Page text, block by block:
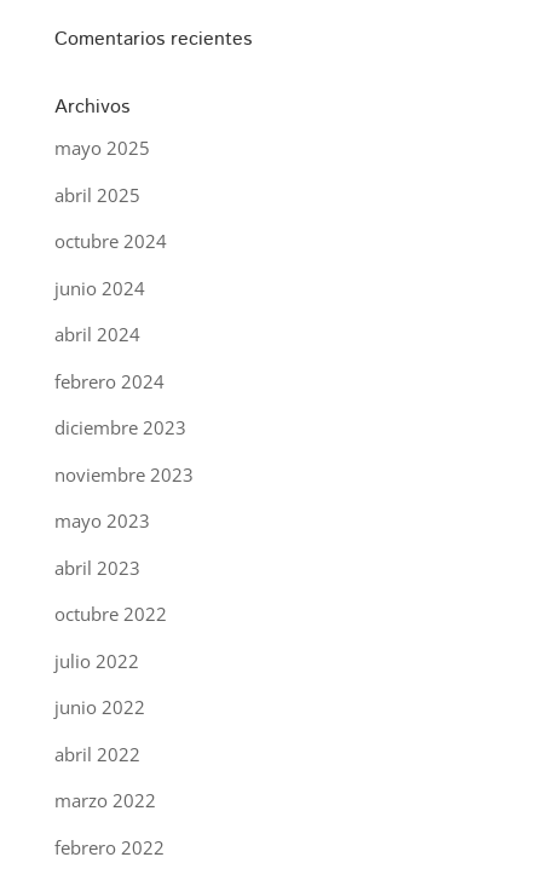
Comentarios recientes
Archivos
mayo 2025
abril 2025
octubre 2024
junio 2024
abril 2024
febrero 2024
diciembre 2023
noviembre 2023
mayo 2023
abril 2023
octubre 2022
julio 2022
junio 2022
abril 2022
marzo 2022
febrero 2022